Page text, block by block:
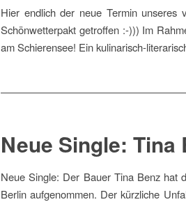
Hier endlich der neue Termin unseres
Schönwetterpakt getroffen :-))) Im
am Schierensee! Ein kulinarisch-
Neue Single: Tina
Neue Single: Der Bauer Tina Benz hat
Berlin aufgenommen. Der kürzliche